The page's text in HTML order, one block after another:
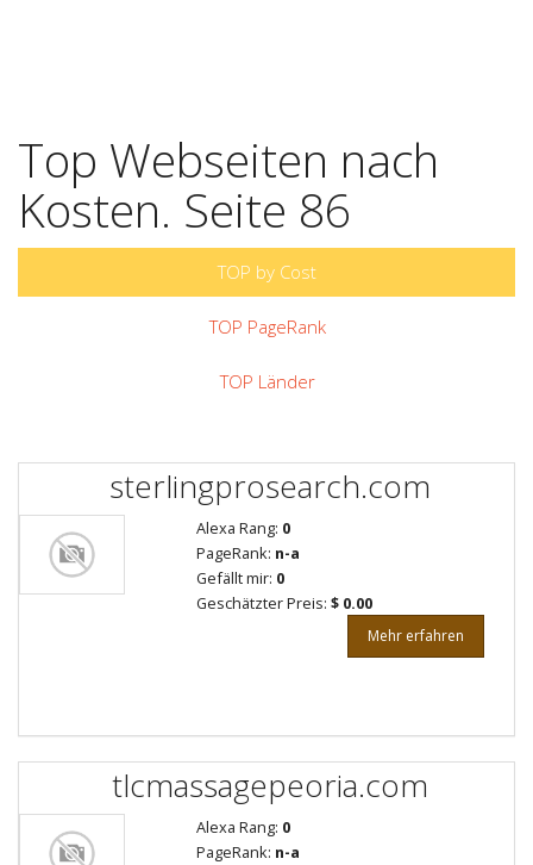
Top Webseiten nach
Kosten. Seite 86
TOP by Cost
TOP PageRank
TOP Länder
sterlingprosearch.com
Alexa Rang: 0
PageRank: n-a
Gefällt mir: 0
Geschätzter Preis: $ 0.00
Mehr erfahren
tlcmassagepeoria.com
Alexa Rang: 0
PageRank: n-a